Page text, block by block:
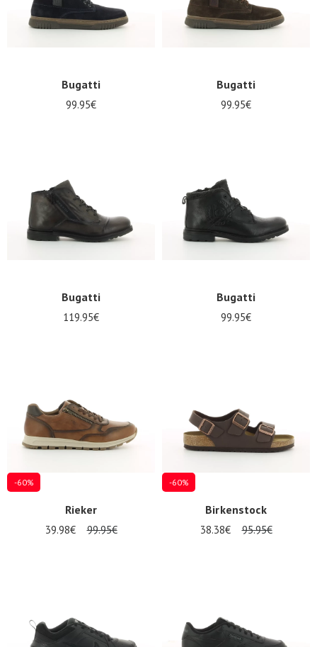
Bugatti
99.95€
Bugatti
99.95€
Bugatti
119.95€
Bugatti
99.95€
-60%
Rieker
39.98€ 99.95€
-60%
Birkenstock
38.38€ 95.95€